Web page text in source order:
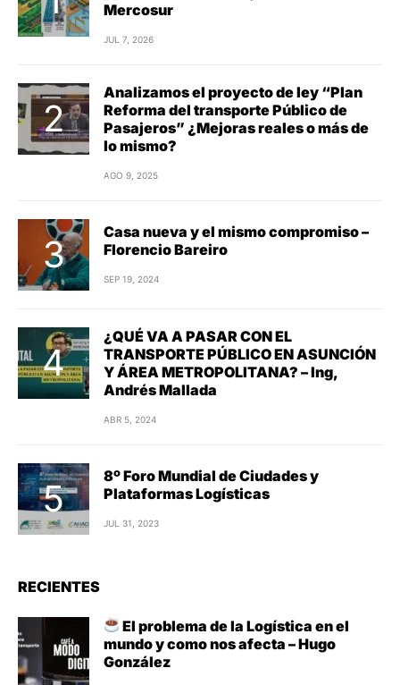
Mercosur
JUL 7, 2026
Analizamos el proyecto de ley “Plan
Reforma del transporte Público de
Pasajeros” ¿Mejoras reales o más de
lo mismo?
AGO 9, 2025
Casa nueva y el mismo compromiso –
Florencio Bareiro
SEP 19, 2024
¿QUÉ VA A PASAR CON EL
TRANSPORTE PÚBLICO EN ASUNCIÓN
Y ÁREA METROPOLITANA? – Ing,
Andrés Mallada
ABR 5, 2024
8º Foro Mundial de Ciudades y
Plataformas Logísticas
JUL 31, 2023
RECIENTES
El problema de la Logística en el
mundo y como nos afecta – Hugo
González